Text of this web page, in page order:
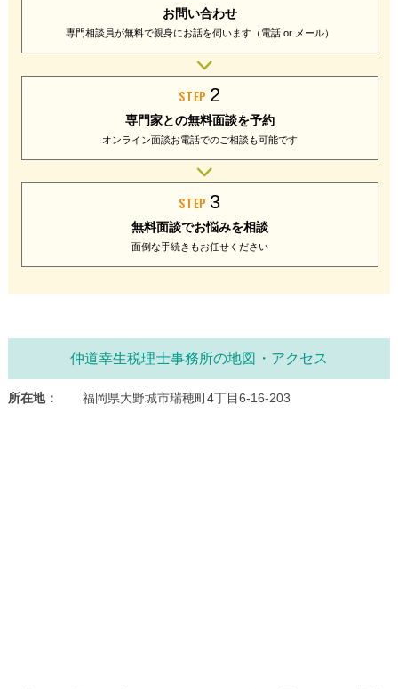
お問い合わせ
専門相談員が無料で親身にお話を伺います（電話 or メール）
STEP 2
専門家との無料面談を予約
オンライン面談お電話でのご相談も可能です
STEP 3
無料面談でお悩みを相談
面倒な手続きもお任せください
仲道幸生税理士事務所の地図・アクセス
所在地： 福岡県大野城市瑞穂町4丁目6-16-203